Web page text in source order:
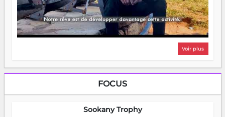
Voir plus
FOCUS
Sookany Trophy